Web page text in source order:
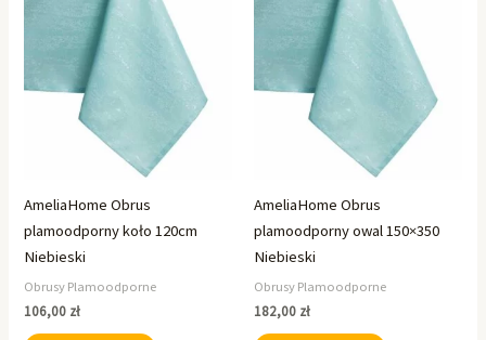
AmeliaHome Obrus
plamoodporny koło 120cm
Niebieski
Obrusy Plamoodporne
106,00 zł
AmeliaHome Obrus
plamoodporny owal 150×350
Niebieski
Obrusy Plamoodporne
182,00 zł